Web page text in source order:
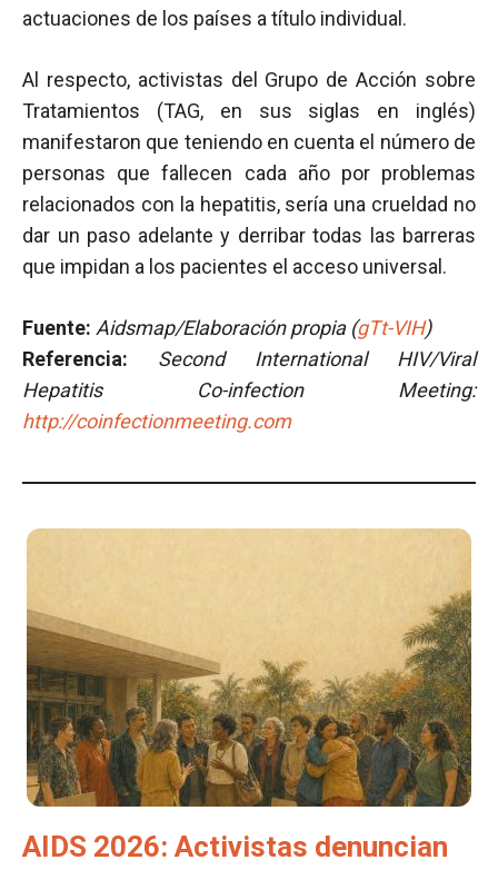
actuaciones de los países a título individual.
Al respecto, activistas del Grupo de Acción sobre
Tratamientos (TAG, en sus siglas en inglés)
manifestaron que teniendo en cuenta el número de
personas que fallecen cada año por problemas
relacionados con la hepatitis, sería una crueldad no
dar un paso adelante y derribar todas las barreras
que impidan a los pacientes el acceso universal.
Fuente: Aidsmap/Elaboración propia (gTt-VIH)
Referencia:
Second International HIV/Viral
Hepatitis Co-infection Meeting:
http://coinfectionmeeting.com
AIDS 2026: Activistas denuncian